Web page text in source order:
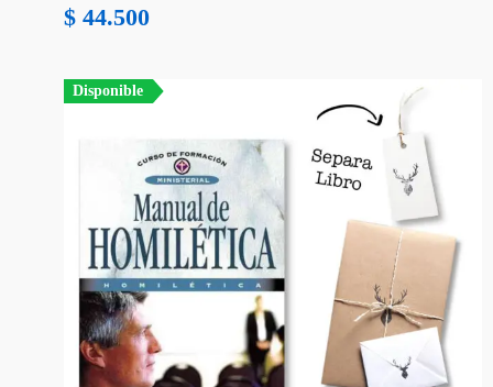
$ 44.500
Disponible